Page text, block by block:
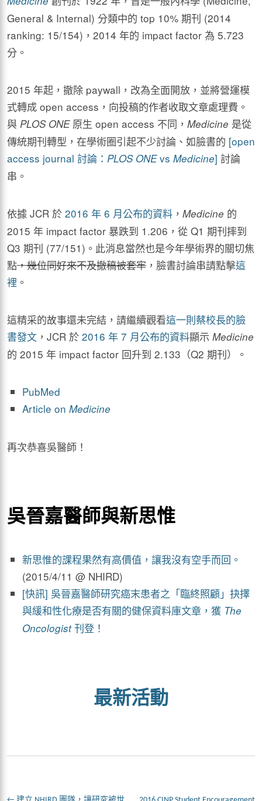
General & Internal) 分類中的 top 10% 期刊 (2014
ranking: 15/154)，2014 年的 impact factor 為 5.723
分。
2015 年起，撤除 paywall，改為全面開放，並將營運模
式轉成 open access，向投稿的作者收取文章處理費。
與 PLOS ONE原生 open access 不同， Medicine 是從
傳統期刊轉型，在學術圈引起不少討論、如臉書的 [open
access journal 討論： PLOS ONEvs Medicine] 討論
串。
依據 JCR 於 2016 年 6 月公布的資料 ， Medicine 的
2015 年 impact factor 暴跌到 1.206，從 Q1 期刊摔到
Q3 期刊 (77/151)。此消息當然也是今年學術界的關切焦
點，幾位同好來不及撤稿被套牢 ，臉書討論串請點擊這
裡 。
這精采的故事還未完結，請繼續觀看這一則蔡校長的臉
書發文 ，JCR 於 2016 年 7 月公布的資料顯示 Medicine
的 2015 年 impact factor 回升到 2.133（Q2 期刊）。
PubMed
Article on Medicine
再次恭喜吳醫師！
吳晉嘉醫師與新思惟
新思惟的課程果然有高價值，讓我沒有空手而回。
(2015/4/11 @ NHIRD)
[快訊] 吳晉嘉醫師研究癌末患者之「臨終照顧」抉擇
與緩和性化療是否有關的健保資料庫文章，獲 The
Oncologist刊登！
最新活動